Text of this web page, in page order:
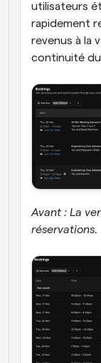
utilisateurs
rapidement
revenus à la
continuité
Avant : La
réservations.